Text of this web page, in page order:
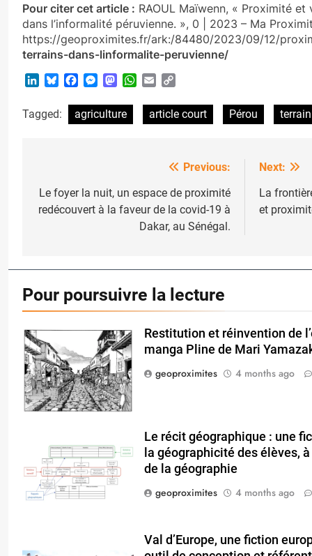
Pour citer cet article : RAOUL Maïwenn, « Proximité
dans l’informalité péruvienne. », 0 | 2023 – Ma
https://geoproximites.fr/ark:/84480/2023/09/12/
terrains-dans-linformalite-peruvienne/
LinkedInBlueskyFacebook
Messenger
Mastodon
WhatsApp
Email
Tagged: agriculture article court Pérou terrain
navigation
Previous:
Le foyer la nuit, un espace de proximité
redécouvert à la faveur de la covid-19 à
Dakar, au Sénégal.
Next:
La
et
Pour poursuivre la lecture
Restitution et réinvention de
manga Pline de Mari
geoproximites
4 months ago
Le récit géographique : une
la géographicité des élèves,
de la géographie
geoproximites
4 months ago
Val d’Europe, une fiction